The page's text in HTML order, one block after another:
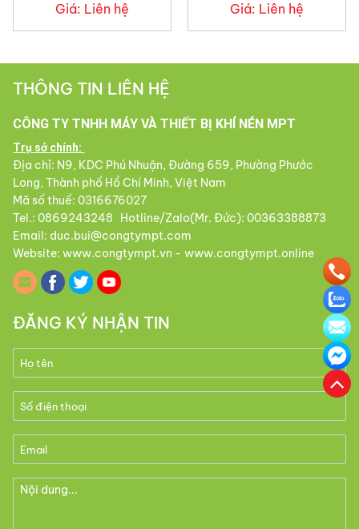
Giá: Liên hệ Giá: Liên hệ
THÔNG TIN LIÊN HỆ
CÔNG TY TNHH MÁY VÀ THIẾT BỊ KHÍ NÉN MPT
Trụ sở chính:
Địa chỉ: N9, KDC Phú Nhuận, Đường 659, Phường Phước
Long, Thành phố Hồ Chí Minh, Việt Nam
Mã số thuế: 0316676027
Tel.: 0869243248 Hotline/Zalo(Mr. Đức): 00363388873
Email: duc.bui@congtympt.com
Website: www.congtympt.vn - www.congtympt.online
ĐĂNG KÝ NHẬN TIN